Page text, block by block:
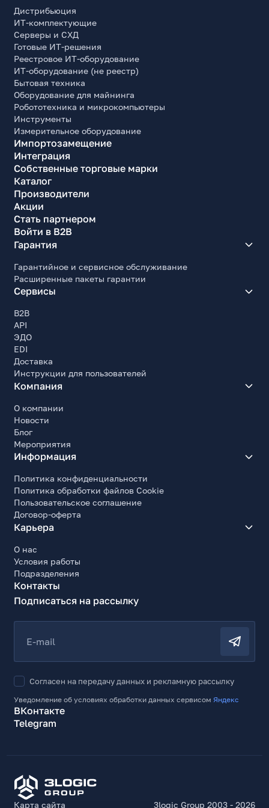
Дистрибьюция
ИТ-комплектующие
Серверы и СХД
Готовые ИТ-решения
Реестровое ИТ-оборудование
ИТ-оборудование (не реестр)
Бытовая техника
Оборудование для майнинга
Робототехника и микрокомпьютеры
Инструменты
Измерительное оборудование
Импортозамещение
Интеграция
Собственные торговые марки
Каталог
Производители
Акции
Стать партнером
Войти в B2B
Гарантия
Гарантийное и сервисное обслуживание
Расширенные пакеты гарантии
Сервисы
B2B
API
ЭДО
EDI
Доставка
Инструкции для пользователей
Компания
О компании
Новости
Блог
Мероприятия
Информация
Политика конфиденциальности
Политика обработки файлов Cookie
Пользовательское соглашение
Договор-оферта
Карьера
О нас
Условия работы
Подразделения
Контакты
Подписаться на рассылку
E-mail
Согласен на передачу данных и рекламную рассылку
Уведомление об условиях обработки данных сервисом Яндекс
ВКонтакте
Telegram
Карта сайта 3logic Group 2003 - 2026